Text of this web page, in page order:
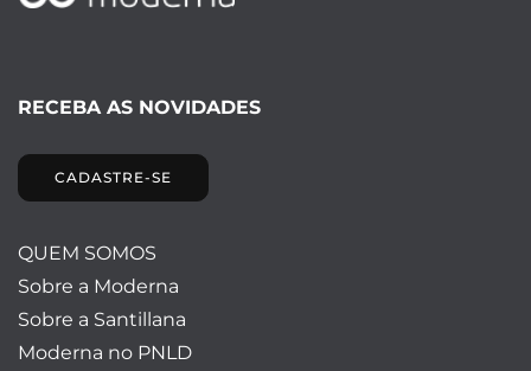
RECEBA AS NOVIDADES
CADASTRE-SE
QUEM SOMOS
Sobre a Moderna
Sobre a Santillana
Moderna no PNLD